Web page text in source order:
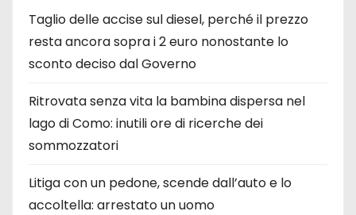
Taglio delle accise sul diesel, perché il prezzo
resta ancora sopra i 2 euro nonostante lo
sconto deciso dal Governo
Ritrovata senza vita la bambina dispersa nel
lago di Como: inutili ore di ricerche dei
sommozzatori
Litiga con un pedone, scende dall’auto e lo
accoltella: arrestato un uomo